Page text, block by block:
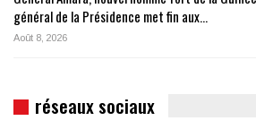
général de la Présidence met fin aux…
Août 8, 2026
réseaux sociaux